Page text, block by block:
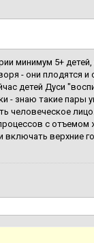
минимум 5+
- они плодятся и
детей Дуси
- знаю такие пары
человеческое
с
верхние